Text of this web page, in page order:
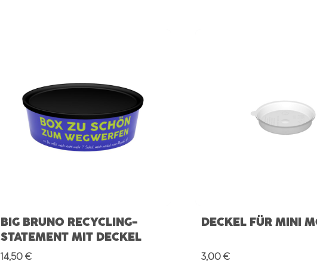
BIG BRUNO RECYCLING-
STATEMENT MIT DECKEL
Regulärer Preis:
14,50 €
DECKEL FÜR MINI
Regulärer Preis:
3,00 €